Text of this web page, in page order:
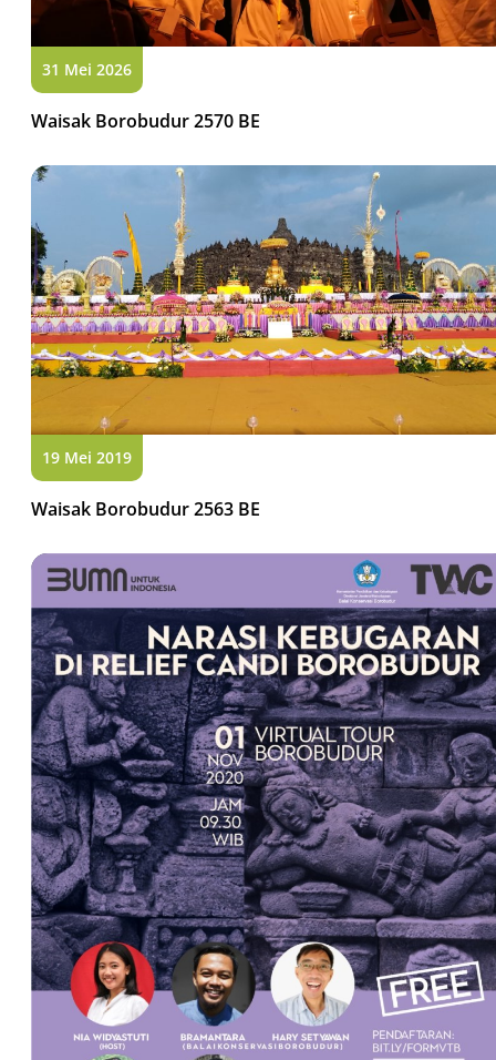
31 Mei 2026
Waisak Borobudur 2570 BE
19 Mei 2019
Waisak Borobudur 2563 BE